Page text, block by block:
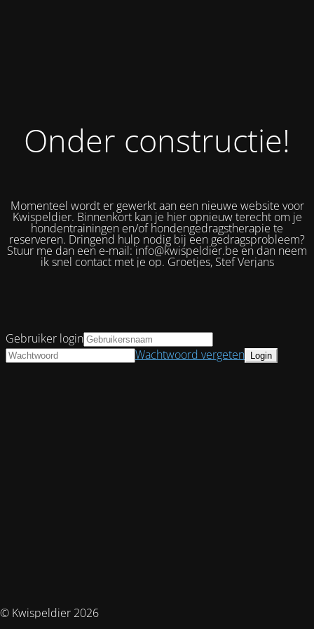
Onder constructie!
Momenteel wordt er gewerkt aan een nieuwe website voor
Kwispeldier. Binnenkort kan je hier opnieuw terecht om je
hondentrainingen en/of hondengedragstherapie te
reserveren. Dringend hulp nodig bij een gedragsprobleem?
Stuur me dan een e-mail: info@kwispeldier.be en dan neem
ik snel contact met je op. Groetjes, Stef Verjans
© Kwispeldier 2026
Gebruiker login
Wachtwoord vergeten